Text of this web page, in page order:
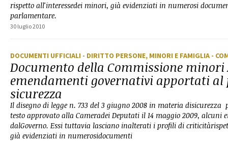
rispetto all'interessedei minori, già evidenziati in numerosi
parlamentare.
30 luglio 2010
DOCUMENTI UFFICIALI - DIRITTO PERSONE, MINORI E FAMIGLIA -
Documento della Commissione
emendamenti governativi apportati al
sicurezza
Il disegno di legge n. 733 del 3 giugno 2008 in materia disicurezza
testo approvato alla Cameradei Deputati il 14 maggio 2009, alcuni
dalGoverno. Essi tuttavia lasciano inalterati i profili di
già evidenziati in numerosidocumenti